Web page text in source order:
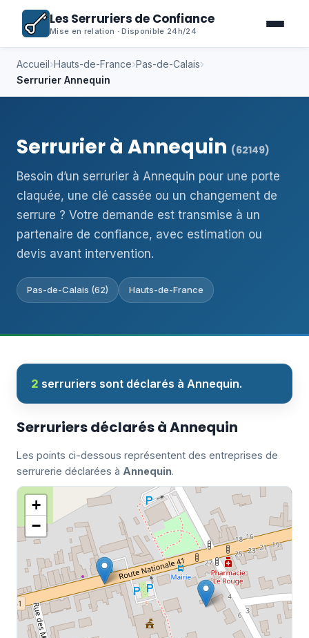
Les Serruriers de Confiance
Mise en relation · Disponible 24h/24
Accueil›Hauts-de-France›Pas-de-Calais›
Serrurier Annequin
Serrurier à Annequin (62149)
Besoin d’un serrurier à Annequin pour une porte
claquée, une clé cassée ou un changement de
serrure ? Votre demande est transmise à un
partenaire de confiance, avec estimation ou
devis avant intervention.
Pas-de-Calais (62) Hauts-de-France
2 serruriers sont déclarés à Annequin.
Serruriers déclarés à Annequin
Les points ci-dessous représentent des entreprises de
serrurerie déclarées à Annequin.
+
−